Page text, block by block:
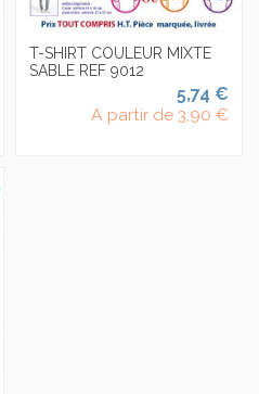
T-SHIRT COULEUR MIXTE
SABLE REF 9012
5,74 €
A partir de 3,90 €